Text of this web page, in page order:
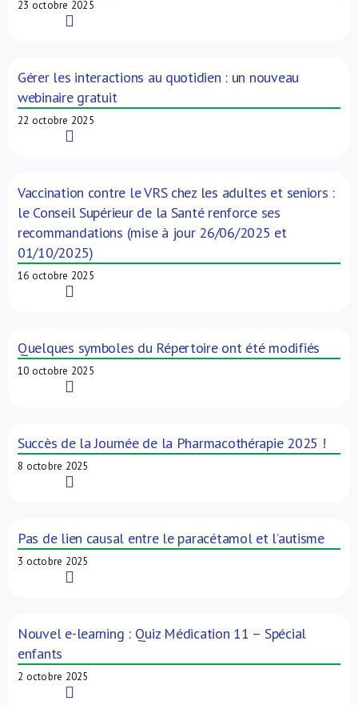
23 octobre 2025
Gérer les interactions au quotidien : un nouveau
webinaire gratuit
22 octobre 2025
Vaccination contre le VRS chez les adultes et seniors :
le Conseil Supérieur de la Santé renforce ses
recommandations (mise à jour 26/06/2025 et
01/10/2025)
16 octobre 2025
Quelques symboles du Répertoire ont été modifiés
10 octobre 2025
Succès de la Journée de la Pharmacothérapie 2025 !
8 octobre 2025
Pas de lien causal entre le paracétamol et l’autisme
3 octobre 2025
Nouvel e-learning : Quiz Médication 11 – Spécial
enfants
2 octobre 2025